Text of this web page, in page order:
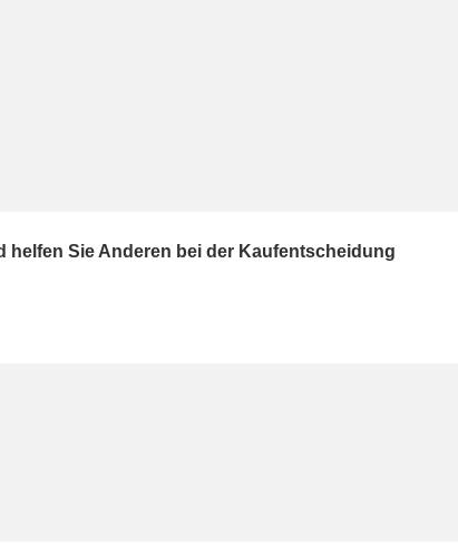
helfen Sie Anderen bei der Kaufentscheidung